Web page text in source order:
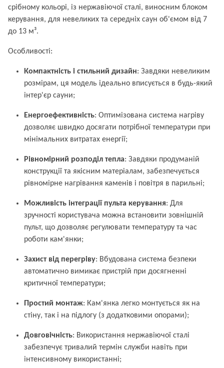
срібному кольорі, із нержавіючої сталі, виносним блоком
керування, для невеликих та середніх саун об'ємом від 7
до 13 м³.
Особливості:
Компактність і стильний дизайн: Завдяки невеликим
розмірам, ця модель ідеально вписується в будь-який
інтер'єр сауни;
Енергоефективність: Оптимізована система нагріву
дозволяє швидко досягати потрібної температури при
мінімальних витратах енергії;
Рівномірний розподіл тепла: Завдяки продуманій
конструкції та якісним матеріалам, забезпечується
рівномірне нагрівання каменів і повітря в парильні;
Можливість інтеграції пульта керування: Для
зручності користувача можна встановити зовнішній
пульт, що дозволяє регулювати температуру та час
роботи кам'янки;
Захист від перегріву: Вбудована система безпеки
автоматично вимикає пристрій при досягненні
критичної температури;
Простий монтаж: Кам'янка легко монтується як на
стіну, так і на підлогу (з додатковими опорами);
Довговічність: Використання нержавіючої сталі
забезпечує тривалий термін служби навіть при
інтенсивному використанні;